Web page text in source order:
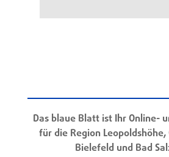
Das blaue Blatt ist Ihr Online-
für die Region
Bielefeld und Bad